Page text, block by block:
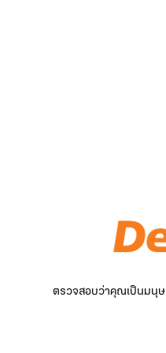
ตรวจสอบว่าคุณเป็นมนุษ